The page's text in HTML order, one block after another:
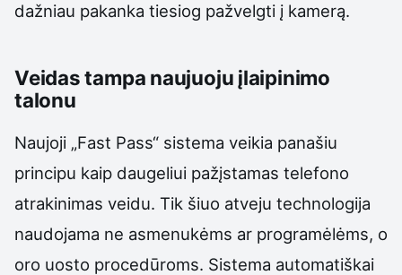
dažniau pakanka tiesiog pažvelgti į kamerą.
Veidas tampa naujuoju įlaipinimo
talonu
Naujoji „Fast Pass“ sistema veikia panašiu
principu kaip daugeliui pažįstamas telefono
atrakinimas veidu. Tik šiuo atveju technologija
naudojama ne asmenukėms ar programėlėms, o
oro uosto procedūroms. Sistema automatiškai